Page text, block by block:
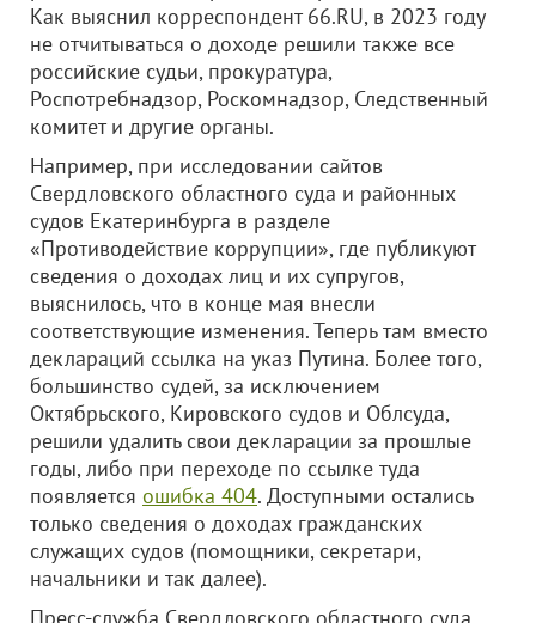
Как выяснил корреспондент 66.RU, в 2023 году
не отчитываться о доходе решили также все
российские судьи, прокуратура,
Роспотребнадзор, Роскомнадзор, Следственный
комитет и другие органы.
Например, при исследовании сайтов
Свердловского областного суда и районных
судов Екатеринбурга в разделе
«Противодействие коррупции», где публикуют
сведения о доходах лиц и их супругов,
выяснилось, что в конце мая внесли
соответствующие изменения. Теперь там вместо
деклараций ссылка на указ Путина. Более того,
большинство судей, за исключением
Октябрьского, Кировского судов и Облсуда,
решили удалить свои декларации за прошлые
годы, либо при переходе по ссылке туда
появляется ошибка 404. Доступными остались
только сведения о доходах гражданских
служащих судов (помощники, секретари,
начальники и так далее).